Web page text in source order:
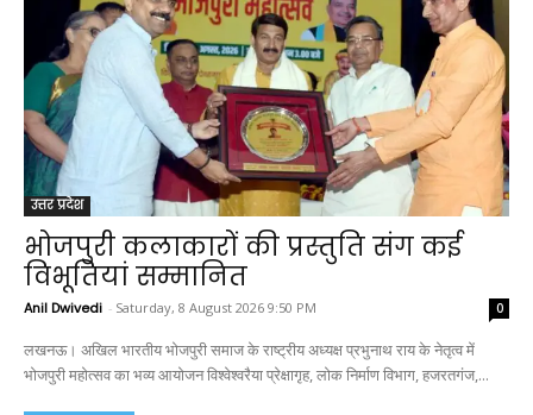
उत्तर प्रदेश
भोजपुरी कलाकारों की प्रस्तुति संग कई
विभूतियां सम्मानित
Anil Dwivedi - Saturday, 8 August 2026 9:50 PM 0
लखनऊ। अखिल भारतीय भोजपुरी समाज के राष्ट्रीय अध्यक्ष प्रभुनाथ राय के नेतृत्व में
भोजपुरी महोत्सव का भव्य आयोजन विश्वेश्वरैया प्रेक्षागृह, लोक निर्माण विभाग, हजरतगंज,...